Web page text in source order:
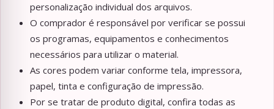
personalização individual dos arquivos.
O comprador é responsável por verificar se possui
os programas, equipamentos e conhecimentos
necessários para utilizar o material.
As cores podem variar conforme tela, impressora,
papel, tinta e configuração de impressão.
Por se tratar de produto digital, confira todas as